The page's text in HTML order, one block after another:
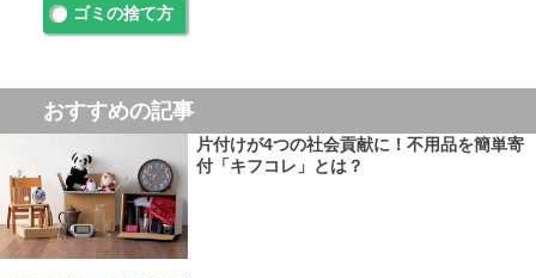
ゴミの捨て方
おすすめの記事
片付けが4つの社会貢献に！不用品を簡単寄
付「キフコレ」とは？